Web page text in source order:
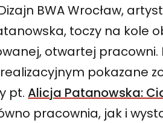
BWA Wrocław,
toczy na kole
otwartej pracowni.
pokazane
pt.Alicja Patanowska:
pracownia, jak i